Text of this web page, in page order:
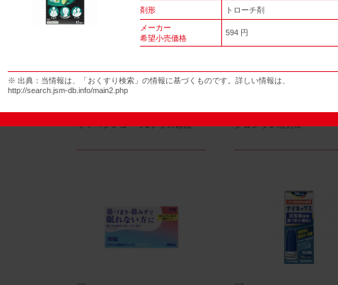
New Products
No.977
キャベジンコーワαプラス顆粒
New Products
グロンサン用刃棒
剤形 トローチ剤
メーカー
希望小売価格
594 円
※ 出典：当情報は、「おくすり検索」の情報に基づくものです。詳しい情報は、
http://search.jsm-db.info/main2.php